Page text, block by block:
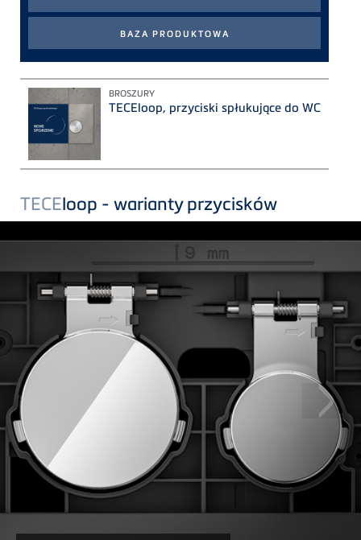
BROSZURY
TECEloop, przyciski spłukujące do WC
TECEloop - warianty przycisków